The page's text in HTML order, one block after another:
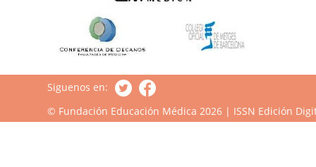
Siguenos en:
© Fundación Educación Médica 2026 | ISSN Edición